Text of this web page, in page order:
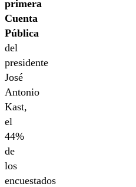
primera
Cuenta
Pública
del
presidente
José
Antonio
Kast,
el
44%
de
los
encuestados